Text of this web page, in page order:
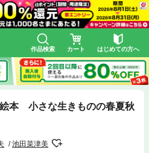
作品検索 カート はじめての方へ
本 小さな生きものの春夏秋
池田菜津美